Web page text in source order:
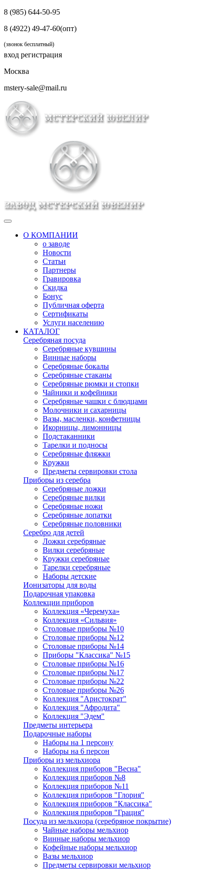
8 (985) 644-50-95
8 (4922) 49-47-60(опт)
(звонок бесплатный)
вход регистрация
Москва
mstery-sale@mail.ru
О КОМПАНИИ
о заводе
Новости
Статьи
Партнеры
Гравировка
Скидка
Бонус
Публичная оферта
Сертификаты
Услуги населению
КАТАЛОГ
Серебряная посуда
Серебряные кувшины
Винные наборы
Серебряные бокалы
Серебряные стаканы
Серебряные рюмки и стопки
Чайники и кофейники
Серебряные чашки с блюдцами
Молочники и сахарницы
Вазы, масленки, конфетницы
Икорницы, лимонницы
Подстаканники
Тарелки и подносы
Серебряные фляжки
Кружки
Предметы сервировки стола
Приборы из серебра
Серебряные ложки
Серебряные вилки
Серебряные ножи
Серебряные лопатки
Серебряные половники
Серебро для детей
Ложки серебряные
Вилки серебряные
Кружки серебряные
Тарелки серебряные
Наборы детские
Ионизаторы для воды
Подарочная упаковка
Коллекции приборов
Коллекция «Черемуха»
Коллекция «Сильвия»
Столовые приборы №10
Столовые приборы №12
Столовые приборы №14
Приборы "Классика" №15
Столовые приборы №16
Столовые приборы №17
Столовые приборы №22
Столовые приборы №26
Коллекция "Аристократ"
Коллекция "Афродита"
Коллекция "Эдем"
Предметы интерьера
Подарочные наборы
Наборы на 1 персону
Наборы на 6 персон
Приборы из мельхиора
Коллекция приборов "Весна"
Коллекция приборов №8
Коллекция приборов №11
Коллекция приборов "Глория"
Коллекция приборов "Классика"
Коллекция приборов "Грация"
Посуда из мельхиора (серебряное покрытие)
Чайные наборы мельхиор
Винные наборы мельхиор
Кофейные наборы мельхиор
Вазы мельхиор
Предметы сервировки мельхиор